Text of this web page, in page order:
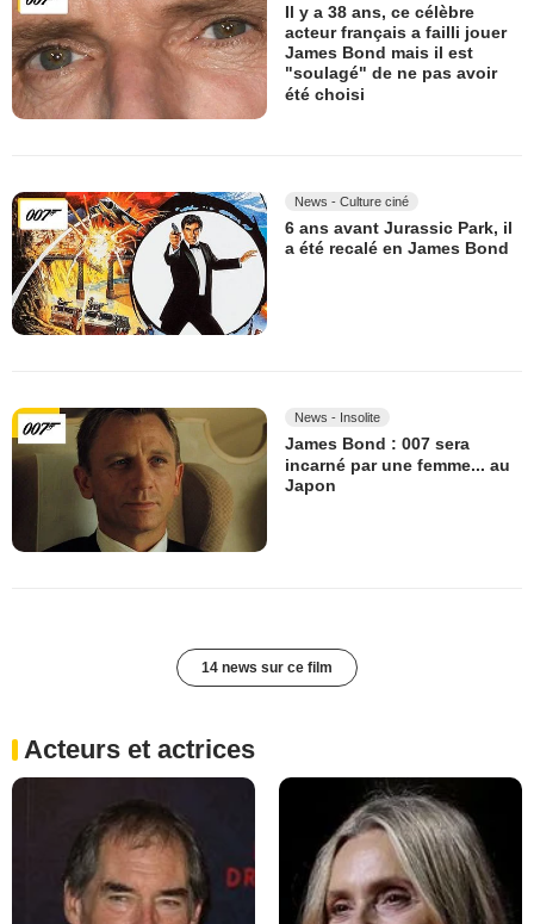
Il y a 38 ans, ce célèbre
acteur français a failli jouer
James Bond mais il est
"soulagé" de ne pas avoir
été choisi
News - Culture ciné
6 ans avant Jurassic Park, il
a été recalé en James Bond
News - Insolite
James Bond : 007 sera
incarné par une femme... au
Japon
14 news sur ce film
Acteurs et actrices